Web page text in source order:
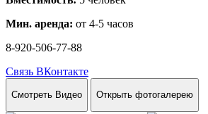
Мин. аренда: от 4-5 часов
8-920-506-77-88
Связь ВКонтакте
Смотреть Видео Открыть фотогалерею